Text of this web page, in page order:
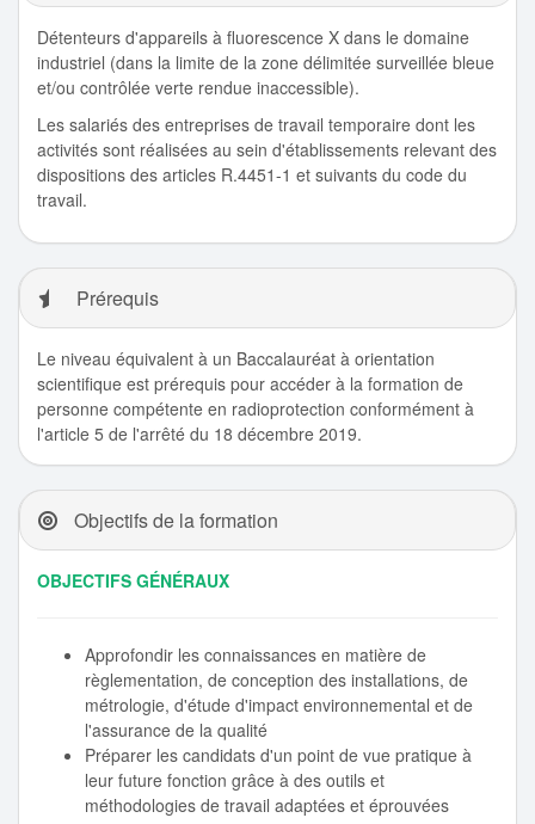
Détenteurs d'appareils à fluorescence X dans le domaine
industriel (dans la limite de la zone délimitée surveillée bleue
et/ou contrôlée verte rendue inaccessible).
Les salariés des entreprises de travail temporaire dont les
activités sont réalisées au sein d'établissements relevant des
dispositions des articles R.4451-1 et suivants du code du
travail.
Prérequis
Le niveau équivalent à un Baccalauréat à orientation
scientifique est prérequis pour accéder à la formation de
personne compétente en radioprotection conformément à
l'article 5 de l'arrêté du 18 décembre 2019.
Objectifs de la formation
OBJECTIFS GÉNÉRAUX
Approfondir les connaissances en matière de
règlementation, de conception des installations, de
métrologie, d'étude d'impact environnemental et de
l'assurance de la qualité
Préparer les candidats d'un point de vue pratique à
leur future fonction grâce à des outils et
méthodologies de travail adaptées et éprouvées